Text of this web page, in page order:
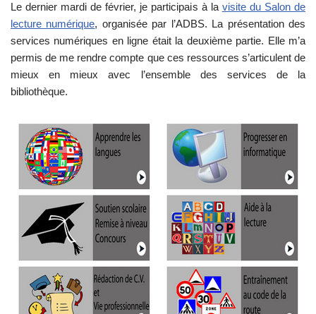
Le dernier mardi de février, je participais à la visite du Salon de
lecture numérique, organisée par l’ADBS. La présentation des
services numériques en ligne était la deuxième partie. Elle m’a
permis de me rendre compte que ces ressources s’articulent de
mieux en mieux avec l’ensemble des services de la
bibliothèque.